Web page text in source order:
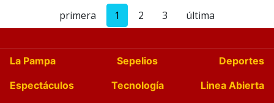
primera 1 2 3 última
La Pampa Sepelios
Deportes
Espectáculos
Tecnología
Linea Abierta